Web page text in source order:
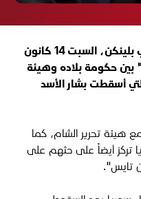
أقر وزير الخارجية الأميركي، انتوني بلينكن، السبت 14 كانون
بين حكومة بلاده وهيئة
أسقطت بشار الأسد
هيئة تحرير الشام، كما
تركز أيضاً على حثهم على
تايس".